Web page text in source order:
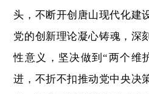
头，不断开创唐山现代化建
党的创新理论凝心铸魂，深
性意义，坚决做到“两个维
进，不折不扣推动党中央决